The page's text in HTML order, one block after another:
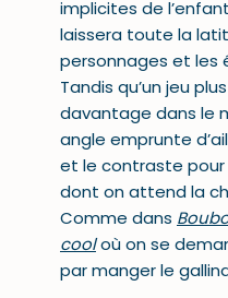
implicites de
laissera toute la
personnages et les
Tandis qu’un jeu
davantage dans le
angle emprunte
et le contraste pour
dont on attend la
Comme dans
cooloù on se
par manger le